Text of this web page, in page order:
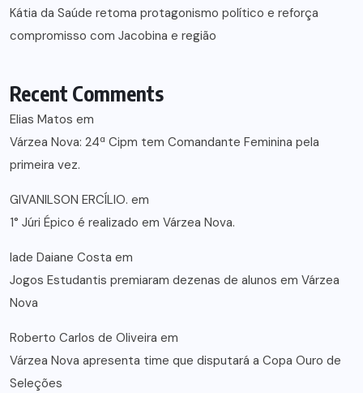
Kátia da Saúde retoma protagonismo político e reforça
compromisso com Jacobina e região
Recent Comments
Elias Matos em
Várzea Nova: 24ª Cipm tem Comandante Feminina pela
primeira vez.
GIVANILSON ERCÍLIO. em
1° Júri Épico é realizado em Várzea Nova.
lade Daiane Costa em
Jogos Estudantis premiaram dezenas de alunos em Várzea
Nova
Roberto Carlos de Oliveira em
Várzea Nova apresenta time que disputará a Copa Ouro de
Seleções